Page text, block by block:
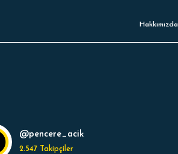
Hakkımızda
@pencere_acik
2.547 Takipçiler